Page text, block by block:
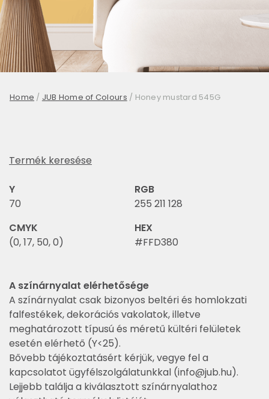
Home / JUB Home of Colours / Honey mustard 545G
Termék keresése
Y
70
RGB
255 211 128
CMYK
(0, 17, 50, 0)
HEX
#FFD380
A színárnyalat elérhetősége
A színárnyalat csak bizonyos beltéri és homlokzati
falfestékek, dekorációs vakolatok, illetve
meghatározott típusú és méretű kültéri felületek
esetén elérhető (Y<25).
Bővebb tájékoztatásért kérjük, vegye fel a
kapcsolatot ügyfélszolgálatunkkal (info@jub.hu).
Lejjebb találja a kiválasztott színárnyalathoz